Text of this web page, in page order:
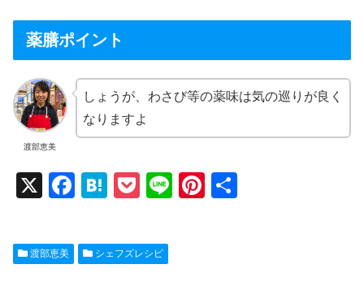
薬膳ポイント
渡部恵美
しょうが、わさび等の薬味は気の巡りが良く
なりますよ
X
F
c
e
H
e
n
P
ck
et
Li
Pi
渡部恵美 シェフズレシピ